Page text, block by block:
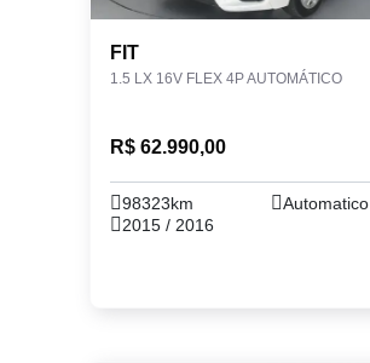
FIT
1.5 LX 16V FLEX 4P AUTOMÁTICO
R$ 62.990,00
98323km
Automatico
2015 / 2016